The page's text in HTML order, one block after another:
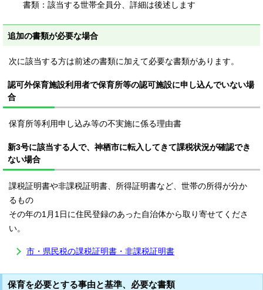
書類：該当する世帯全員分、詳細は後述します
追加の書類が必要な場合
次に該当する方は前述の書類に加えて必要な書類があります。
認可外保育施設利用者で保育所等の認可施設に申し込んでいない場
合
保育所等利用申し込み等の不実施に係る理由書
新3号に該当する人で、神栖市に転入してきて課税状況が確認でき
ない場合
課税証明書や非課税証明書、所得証明書など、世帯の所得が分か
るもの
その年の1月1日に住民登録のあった自治体から取り寄せてくださ
い。
市・県民税の課税証明書・非課税証明書
保育を必要とする事由と基準、必要な書類